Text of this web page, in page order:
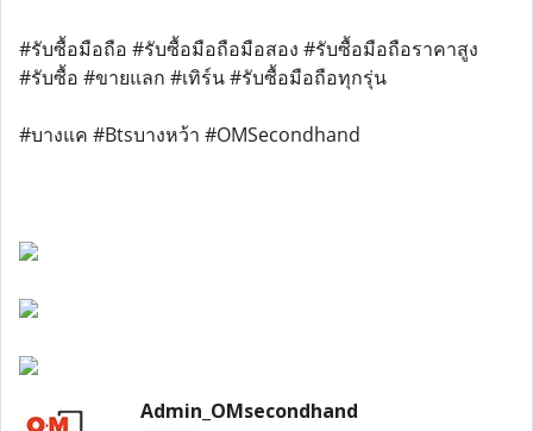
#รับซื้อมือถือ #รับซื้อมือถือมือสอง #รับซื้อมือถือราคาสูง
#รับซื้อ #ขายแลก #เทิร์น #รับซื้อมือถือทุกรุ่น
#บางแค #Btsบางหว้า #OMSecondhand
Admin_OMsecondhand